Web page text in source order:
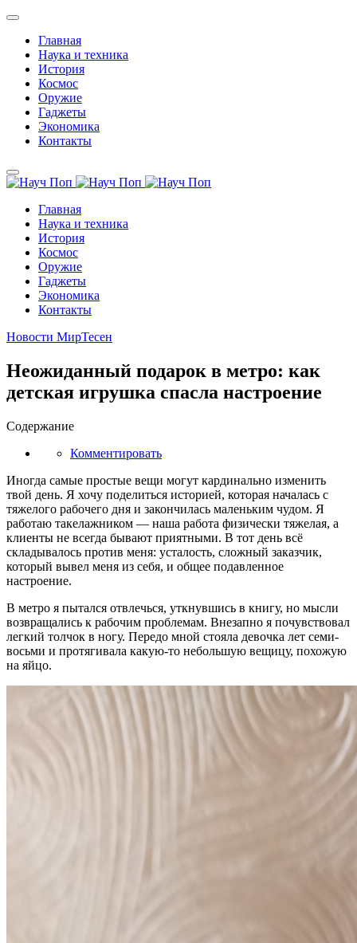
Главная
Наука и техника
История
Космос
Оружие
Гаджеты
Экономика
Контакты
Главная
Наука и техника
История
Космос
Оружие
Гаджеты
Экономика
Контакты
Новости МирТесен
Неожиданный подарок в метро: как
детская игрушка спасла настроение
Содержание
Комментировать
Иногда самые простые вещи могут кардинально изменить
твой день. Я хочу поделиться историей, которая началась с
тяжелого рабочего дня и закончилась маленьким чудом. Я
работаю такелажником — наша работа физически тяжелая, а
клиенты не всегда бывают приятными. В тот день всё
складывалось против меня: усталость, сложный заказчик,
который вывел меня из себя, и общее подавленное
настроение.
В метро я пытался отвлечься, уткнувшись в книгу, но мысли
возвращались к рабочим проблемам. Внезапно я почувствовал
легкий толчок в ногу. Передо мной стояла девочка лет семи-
восьми и протягивала какую-то небольшую вещицу, похожую
на яйцо.